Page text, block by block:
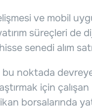
ve mobil
süreçleri de
senedi alım
noktada
için
borsalarında